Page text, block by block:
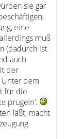
sie gar
eine
muß
(dadurch ist
auch
der
dem
für die
prügeln'.
läßt, macht